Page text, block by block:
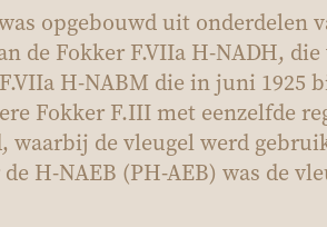
opgebouwd uit onderdelen
de Fokker F.VIIa H-NADH,
H-NABM die in juni 1925
Fokker F.III met eenzelfde
waarbij de vleugel werd
H-NAEB (PH-AEB) was de